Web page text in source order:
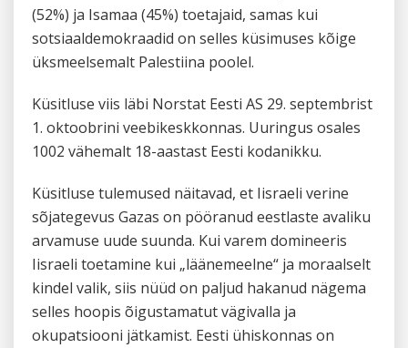
(52%) ja Isamaa (45%) toetajaid, samas kui
sotsiaaldemokraadid on selles küsimuses kõige
üksmeelsemalt Palestiina poolel.
Küsitluse viis läbi Norstat Eesti AS 29. septembrist
1. oktoobrini veebikeskkonnas. Uuringus osales
1002 vähemalt 18-aastast Eesti kodanikku.
Küsitluse tulemused näitavad, et Iisraeli verine
sõjategevus Gazas on pööranud eestlaste avaliku
arvamuse uude suunda. Kui varem domineeris
Iisraeli toetamine kui „läänemeelne“ ja moraalselt
kindel valik, siis nüüd on paljud hakanud nägema
selles hoopis õigustamatut vägivalla ja
okupatsiooni jätkamist. Eesti ühiskonnas on